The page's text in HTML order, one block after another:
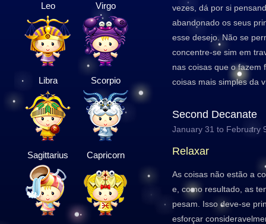
Leo Virgo
Libra Scorpio
Sagittarius Capricorn
vezes, dá por si
abandonado os seus
esse desejo. Não se
concentre-se sim em
nas coisas que o fazem
coisas mais simples da
Second Decanate
January 31 to February
Relaxar
As coisas não estão a
e, como resultado, as
pesam. Isso deve-se
esforçar